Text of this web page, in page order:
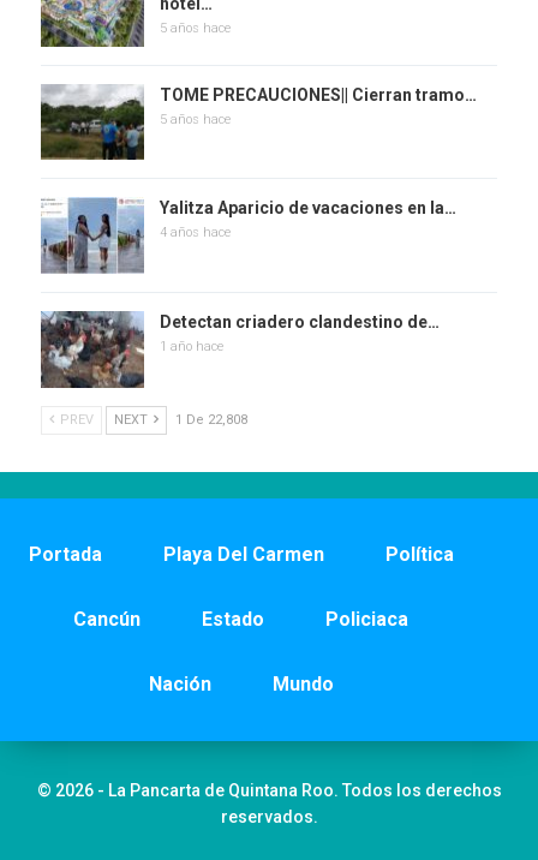
5 años hace
TOME PRECAUCIONES|| Cierran tramo…
5 años hace
Yalitza Aparicio de vacaciones en la…
4 años hace
Detectan criadero clandestino de…
1 año hace
PREV NEXT 1 De 22,808
Portada Playa Del Carmen Política
Cancún Estado Policiaca
Nación Mundo
© 2026 - La Pancarta de Quintana Roo. Todos los derechos
reservados.